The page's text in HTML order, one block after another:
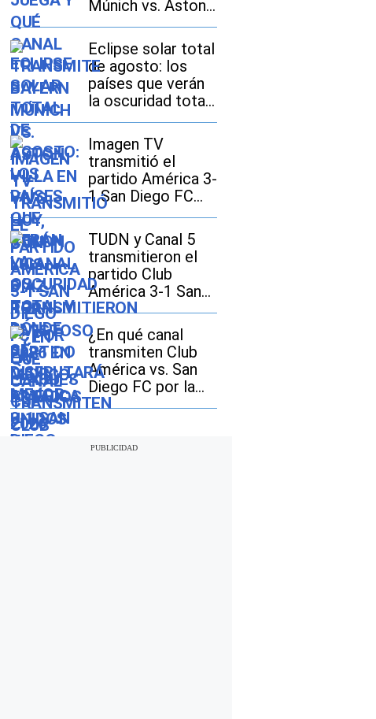
Múnich vs. Aston
Villa EN VIVO hoy,
con Luis Díaz, por
amistoso 2026 en
México, Estados
Unidos y España?
Eclipse solar total
de agosto: los
países que verán
la oscuridad total
y dónde se
disfrutará mejor
Imagen TV
transmitió el
partido América 3-
1 San Diego FC
por la Leagues
Cup 2026
TUDN y Canal 5
transmitieron el
partido Club
América 3-1 San
Diego FC por la
Leagues Cup 2026
¿En qué canal
transmiten Club
América vs. San
Diego FC por la
Leagues Cup 2026